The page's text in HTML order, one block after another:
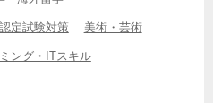
定試験対策 美術・芸術
ング・ITスキル